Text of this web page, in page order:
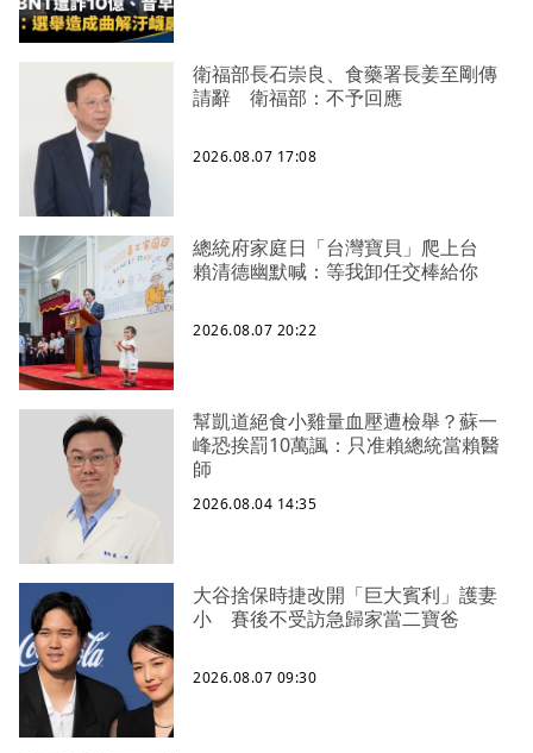
衛福部長石崇良、食藥署長姜至剛傳
請辭 衛福部：不予回應
2026.08.07 17:08
總統府家庭日「台灣寶貝」爬上台
賴清德幽默喊：等我卸任交棒給你
2026.08.07 20:22
幫凱道絕食小雞量血壓遭檢舉？蘇一
峰恐挨罰10萬諷：只准賴總統當賴醫
師
2026.08.04 14:35
大谷捨保時捷改開「巨大賓利」護妻
小 賽後不受訪急歸家當二寶爸
2026.08.07 09:30